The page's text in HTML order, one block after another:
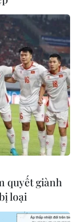
quyết giành
loại